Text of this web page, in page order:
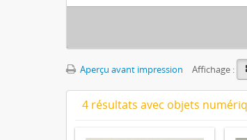
Aperçu avant impression Affichage :
4 résultats avec objets